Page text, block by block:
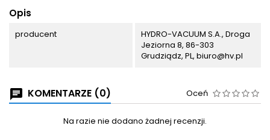
Opis
producent
HYDRO-VACUUM S.A., Droga
Jeziorna 8, 86-303
Grudziądz, PL, biuro@hv.pl
KOMENTARZE (0) Oceń
Na razie nie dodano żadnej recenzji.